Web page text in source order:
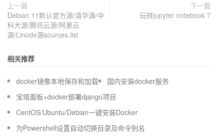
上一篇
Debian 11默认官方源/清华源/中
科大源/腾讯云源/阿里云
源/Linode源sources.list
下一篇
玩转jupyter notebook 7
相关推荐
docker镜像本地保存和加载
国内安装docker服务
宝塔面板+docker部署django项目
CentOS/Ubuntu/Debian一键安装Docker
为Powershell设置自动切换目录及命令别名